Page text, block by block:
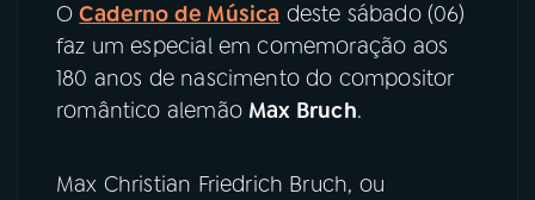
PRÊMIO RÁDIO MEC
ACOMPANHE A RÁDIO MEC
OCaderno de Música deste sábado (06)
faz um especial em comemoração aos
180 anos de nascimento do compositor
romântico alemão Max Bruch.
Max Christian Friedrich Bruch, ou